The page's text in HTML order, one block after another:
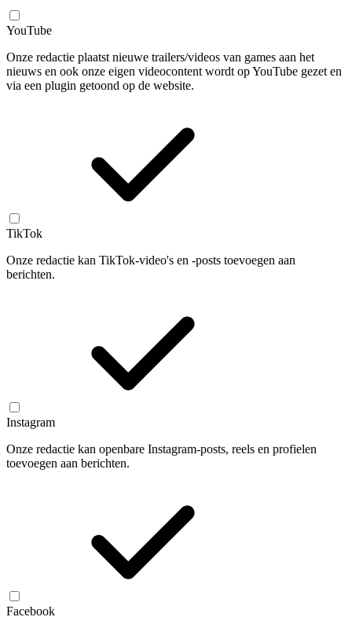
YouTube
Onze redactie plaatst nieuwe trailers/videos van games aan het
nieuws en ook onze eigen videocontent wordt op YouTube gezet en
via een plugin getoond op de website.
TikTok
Onze redactie kan TikTok-video's en -posts toevoegen aan
berichten.
Instagram
Onze redactie kan openbare Instagram-posts, reels en profielen
toevoegen aan berichten.
Facebook